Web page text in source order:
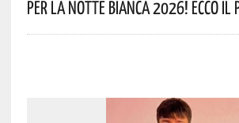
Per La Notte Bianca 2026! Ecco Il